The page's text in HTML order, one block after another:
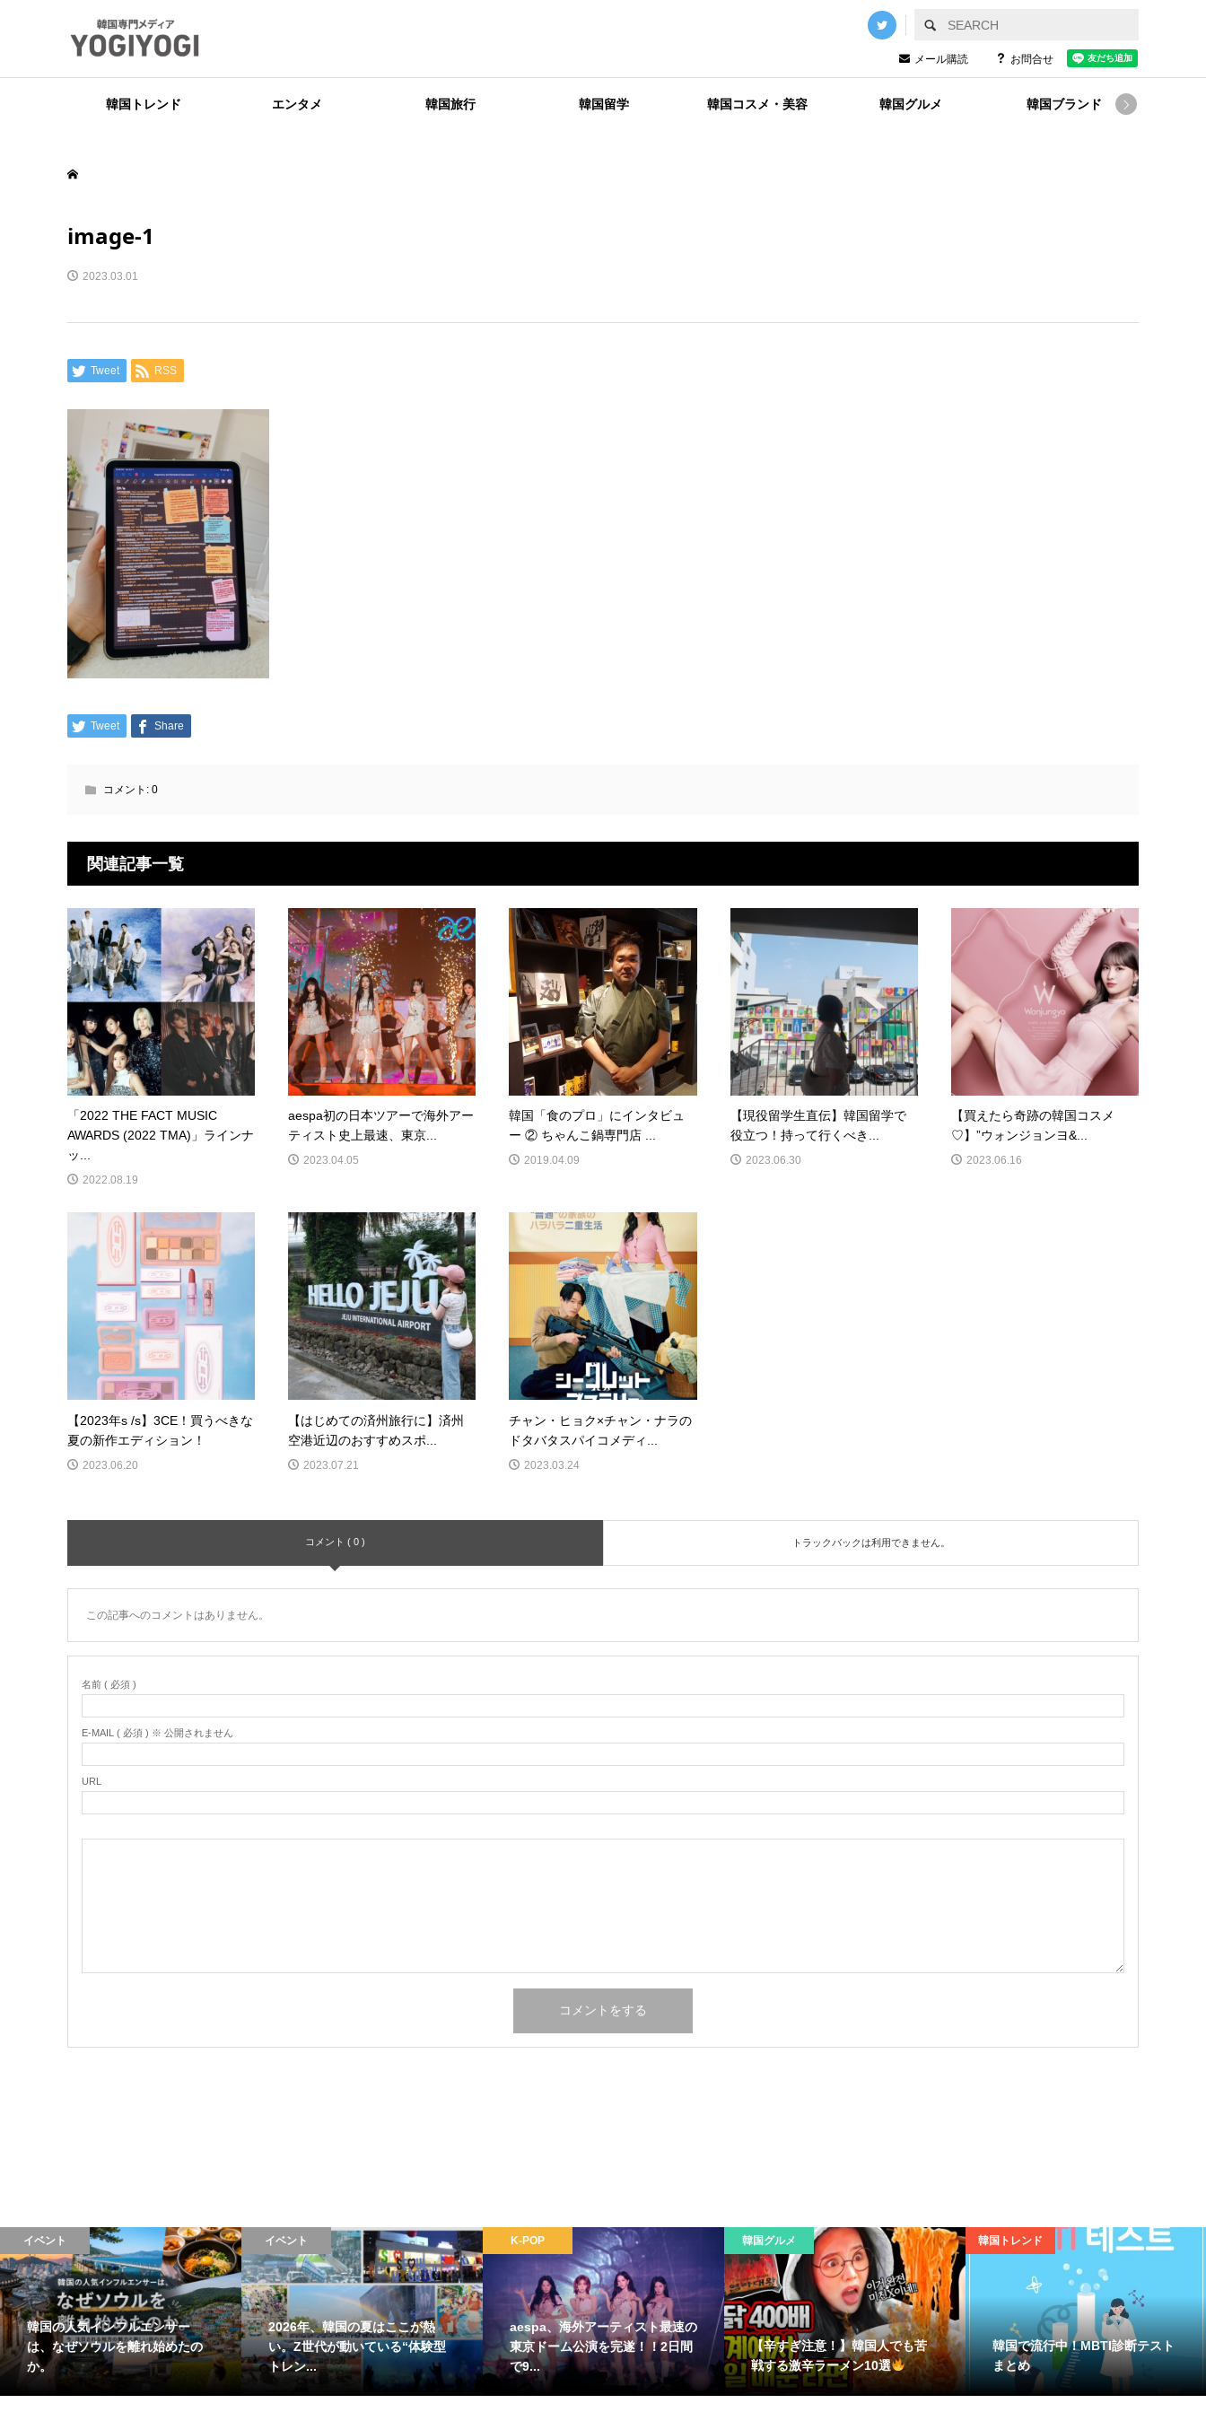
メール購読 お問合せ
韓国トレンド エンタメ 韓国旅行 韓国留学 韓国コスメ・美容 韓国グルメ 韓国ブランド 
image-1
2023.03.01
Tweet RSS
Tweet Share
コメント: 0
関連記事一覧
「2022 THE FACT MUSIC
AWARDS (2022 TMA)」ラインナ
ッ...
2022.08.19
aespa初の日本ツアーで海外アー
ティスト史上最速、東京...
2023.04.05
韓国「食のプロ」にインタビュ
ー ② ちゃんこ鍋専門店 ...
2019.04.09
【現役留学生直伝】韓国留学で
役立つ！持って行くべき...
2023.06.30
【買えたら奇跡の韓国コスメ
♡】”ウォンジョンヨ&...
2023.06.16
【2023年s /s】3CE！買うべきな
夏の新作エディション！
2023.06.20
【はじめての済州旅行に】済州
空港近辺のおすすめスポ...
2023.07.21
チャン・ヒョク×チャン・ナラの
ドタバタスパイコメディ...
2023.03.24
コメント ( 0 ) トラックバックは利用できません。
この記事へのコメントはありません。
名前 ( 必須 )
E-MAIL ( 必須 ) ※ 公開されません
URL
イベント
韓国の人気インフルエンサー
は、なぜソウルを離れ始めたの
か。
イベント
2026年、韓国の夏はここが熱
い。Z世代が動いている“体験型
トレン...
K-POP
aespa、海外アーティスト最速の
東京ドーム公演を完遂！！2日間
で9...
韓国グルメ
【辛すぎ注意！】韓国人でも苦
戦する激辛ラーメン10選
韓国トレンド
韓国で流行中！MBTI診断テスト
まとめ